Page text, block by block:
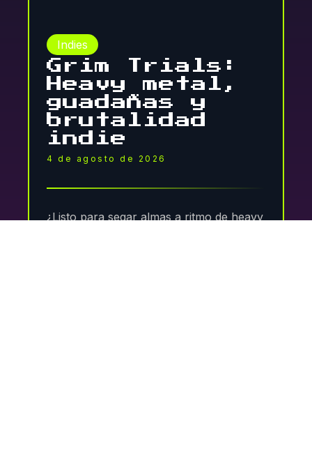
Indies
Grim Trials:
Heavy metal,
guadañas y
brutalidad
indie
4 de agosto de 2026
¿Listo para segar almas a ritmo de heavy